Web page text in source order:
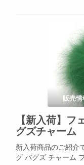
販売情
【新入荷】フ
グズチャーム
新入荷商品のご紹介
グ バグズ チャーム